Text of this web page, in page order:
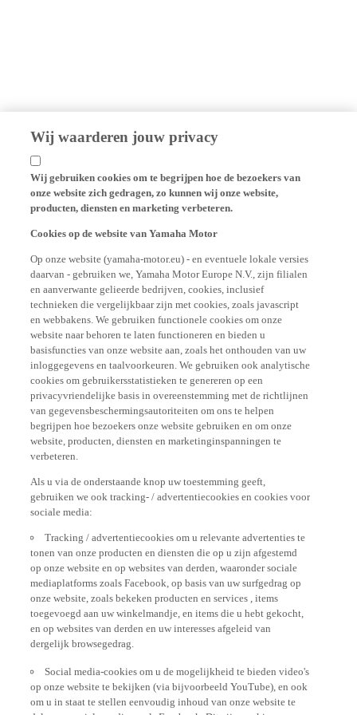
Wij waarderen jouw privacy
Wij gebruiken cookies om te begrijpen hoe de bezoekers van
onze website zich gedragen, zo kunnen wij onze website,
producten, diensten en marketing verbeteren.
daarvan - gebruiken we, Yamaha Motor Europe N.V., zijn filialen
en aanverwante gelieerde bedrijven, cookies, inclusief
technieken die vergelijkbaar zijn met cookies, zoals javascript
en webbakens. We gebruiken functionele cookies om onze
website naar behoren te laten functioneren en bieden u
basisfuncties van onze website aan, zoals het onthouden van uw
inloggegevens en taalvoorkeuren. We gebruiken ook analytische
cookies om gebruikersstatistieken te genereren op een
privacyvriendelijke basis in overeenstemming met de richtlijnen
van gegevensbeschermingsautoriteiten om ons te helpen
begrijpen hoe bezoekers onze website gebruiken en om onze
website, producten, diensten en marketinginspanningen te
verbeteren.
gebruiken we ook tracking- / advertentiecookies en cookies voor
sociale media:
tonen van onze producten en diensten die op u zijn afgestemd
op onze website en op websites van derden, waaronder sociale
mediaplatforms zoals Facebook, op basis van uw surfgedrag op
onze website, zoals bekeken producten en services , items
toegevoegd aan uw winkelmandje, en items die u hebt gekocht,
en op websites van derden en uw interesses afgeleid van
dergelijk browsegedrag.
op onze website te bekijken (via bijvoorbeeld YouTube), en ook
om u in staat te stellen eenvoudig inhoud van onze website te
delen op sociale media, zoals Facebook. Dit zijn cookies van